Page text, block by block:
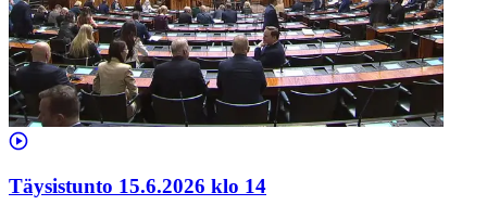
Täysistunto 15.6.2026 klo 14